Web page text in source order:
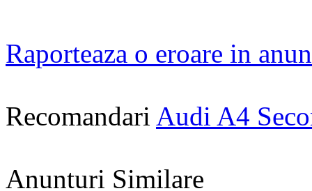
Raporteaza o eroare in
Recomandari Audi A4
Anunturi Similare